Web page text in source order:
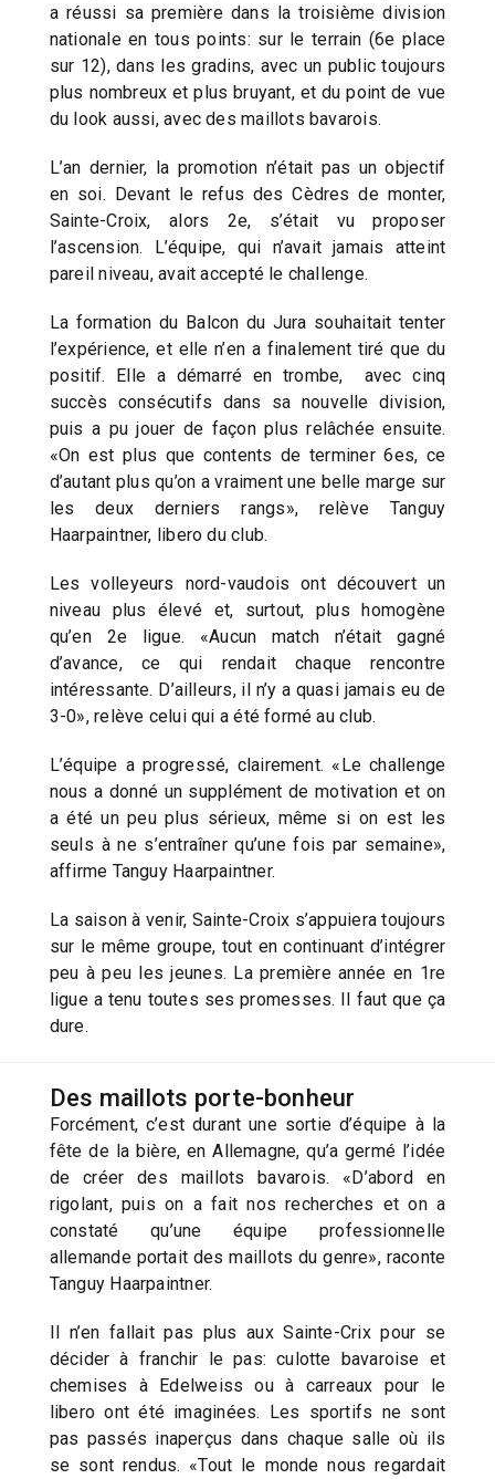
a réussi sa première dans la troisième division
nationale en tous points: sur le terrain (6e place
sur 12), dans les gradins, avec un public toujours
plus nombreux et plus bruyant, et du point de vue
du look aussi, avec des maillots bavarois.
L’an dernier, la promotion n’était pas un objectif
en soi. Devant le refus des Cèdres de monter,
Sainte-Croix, alors 2e, s’était vu proposer
l’ascension. L’équipe, qui n’avait jamais atteint
pareil niveau, avait accepté le challenge.
La formation du Balcon du Jura souhaitait tenter
l’expérience, et elle n’en a finalement tiré que du
positif. Elle a démarré en trombe, avec cinq
succès consécutifs dans sa nouvelle division,
puis a pu jouer de façon plus relâchée ensuite.
«On est plus que contents de terminer 6es, ce
d’autant plus qu’on a vraiment une belle marge sur
les deux derniers rangs», relève Tanguy
Haarpaintner, libero du club.
Les volleyeurs nord-vaudois ont découvert un
niveau plus élevé et, surtout, plus homogène
qu’en 2e ligue. «Aucun match n’était gagné
d’avance, ce qui rendait chaque rencontre
intéressante. D’ailleurs, il n’y a quasi jamais eu de
3-0», relève celui qui a été formé au club.
L’équipe a progressé, clairement. «Le challenge
nous a donné un supplément de motivation et on
a été un peu plus sérieux, même si on est les
seuls à ne s’entraîner qu’une fois par semaine»,
affirme Tanguy Haarpaintner.
La saison à venir, Sainte-Croix s’appuiera toujours
sur le même groupe, tout en continuant d’intégrer
peu à peu les jeunes. La première année en 1re
ligue a tenu toutes ses promesses. Il faut que ça
dure.
Des maillots porte-bonheur
Forcément, c’est durant une sortie d’équipe à la
fête de la bière, en Allemagne, qu’a germé l’idée
de créer des maillots bavarois. «D’abord en
rigolant, puis on a fait nos recherches et on a
constaté qu’une équipe professionnelle
allemande portait des maillots du genre», raconte
Tanguy Haarpaintner.
Il n’en fallait pas plus aux Sainte-Crix pour se
décider à franchir le pas: culotte bavaroise et
chemises à Edelweiss ou à carreaux pour le
libero ont été imaginées. Les sportifs ne sont
pas passés inaperçus dans chaque salle où ils
se sont rendus. «Tout le monde nous regardait